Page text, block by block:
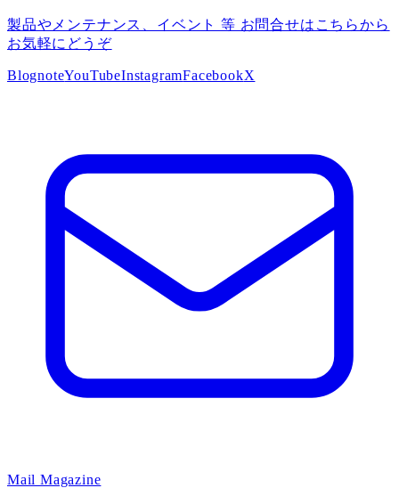
製品やメンテナンス、イベント 等 お問合せはこちらから
お気軽にどうぞ
BlognoteYouTubeInstagramFacebookX
Mail Magazine